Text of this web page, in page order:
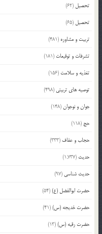
تحصیل (62)
تحصیل (65)
تربیت و مشاوره (481)
تشرفات و توقیعات (181)
تغذیه و سلامت (156)
توصیه های تربیتی (498)
جوان و نوجوان(148)
حج (118)
حجاب و عفاف (333)
حدیث (1,737)
حدیث شناسی (97)
حضرت ابوالفضل (ع)(54)
حضرت خدیجه (س)(41)
حضرت رقیه (س)(13)